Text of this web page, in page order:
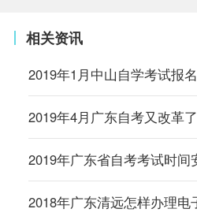
相关资讯
2019年1月中山自学考试报
2019年广东省自考考试时间
2018年广东清远怎样办理电